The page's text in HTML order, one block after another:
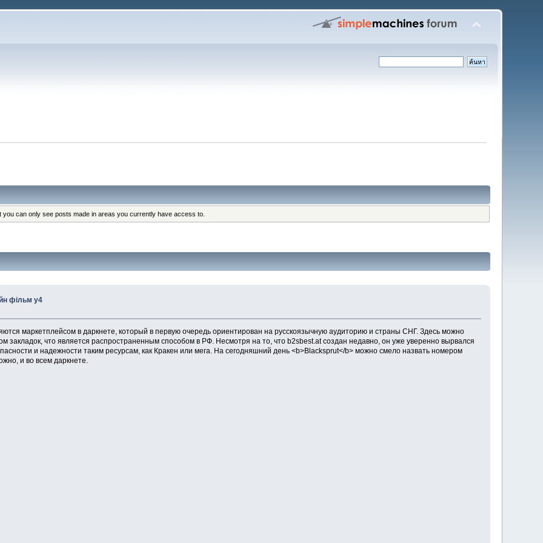
can only see posts made in areas you currently have access to.
фiльм y4
маркетплейсом в даркнете, который в первую очередь ориентирован на русскоязычную аудиторию и страны СНГ. Здесь можно
закладок, что является распространенным способом в РФ. Несмотря на то, что b2sbest.at создан недавно, он уже уверенно вырвался
и надежности таким ресурсам, как Кракен или мега. На сегодняшний день <b>Blacksprut</b> можно смело назвать номером
и во всем даркнете.